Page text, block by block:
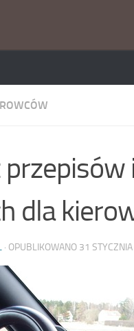
dla
· OPUBLIKOWANO 31